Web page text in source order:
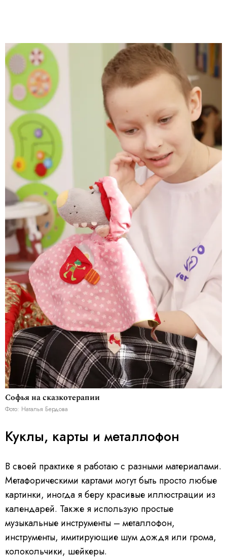
Софья на сказкотерапии
Фото: Наталья Бердова
Куклы, карты и металлофон
В своей практике я работаю с разными материалами.
Метафорическими картами могут быть просто любые
картинки, иногда я беру красивые иллюстрации из
календарей. Также я использую простые
музыкальные инструменты – металлофон,
инструменты, имитирующие шум дождя или грома,
колокольчики, шейкеры.